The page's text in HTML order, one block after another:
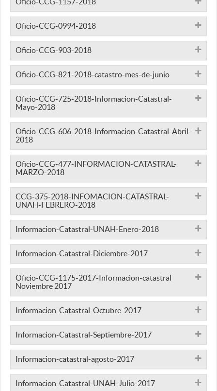
Oficio-CCG-0994-2018
Oficio-CCG-903-2018
Oficio-CCG-821-2018-catastro-mes-de-junio
Oficio-CCG-725-2018-Informacion-Catastral-
Mayo-2018
Oficio-CCG-606-2018-Informacion-Catastral-Abril-
2018
Oficio-CCG-477-INFORMACION-CATASTRAL-
MARZO-2018
CCG-375-2018-INFOMACION-CATASTRAL-
UNAH-FEBRERO-2018
Informacion-Catastral-UNAH-Enero-2018
Informacion-Catastral-Diciembre-2017
Oficio-CCG-1175-2017-Informacion-catastral
Noviembre 2017
Informacion-Catastral-Octubre-2017
Informacion-Catastral-Septiembre-2017
Informacion-catastral-agosto-2017
Informacion-Catastral-UNAH-Julio-2017